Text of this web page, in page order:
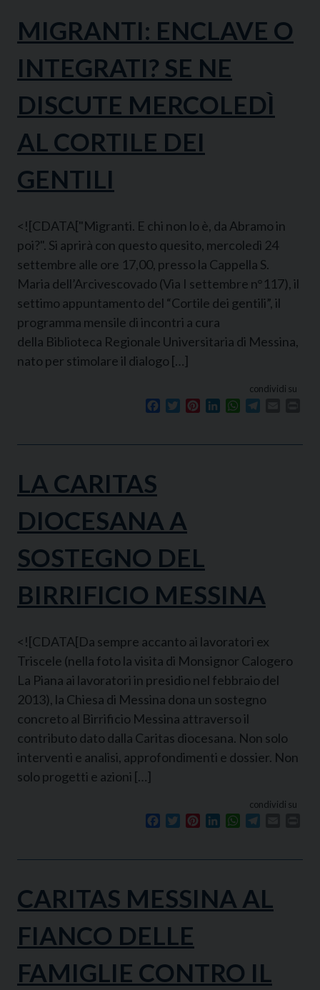
MIGRANTI: ENCLAVE O
INTEGRATI? SE NE
DISCUTE MERCOLEDÌ
AL CORTILE DEI
GENTILI
<![CDATA["Migranti. E chi non lo è, da Abramo in
poi?". Si aprirà con questo quesito, mercoledì 24
settembre alle ore 17,00, presso la Cappella S.
Maria dell’Arcivescovado (Via I settembre n°117), il
settimo appuntamento del “Cortile dei gentili”, il
programma mensile di incontri a cura
della Biblioteca Regionale Universitaria di Messina,
nato per stimolare il dialogo […]
condividi su
Facebook
TwitterPinterestLinkedInWhatsApp
LA CARITAS
DIOCESANA A
SOSTEGNO DEL
BIRRIFICIO MESSINA
<![CDATA[Da sempre accanto ai lavoratori ex
Triscele (nella foto la visita di Monsignor Calogero
La Piana ai lavoratori in presidio nel febbraio del
2013), la Chiesa di Messina dona un sostegno
concreto al Birrificio Messina attraverso il
contributo dato dalla Caritas diocesana. Non solo
interventi e analisi, approfondimenti e dossier. Non
solo progetti e azioni […]
condividi su
Facebook
TwitterPinterestLinkedInWhatsApp
CARITAS MESSINA AL
FIANCO DELLE
FAMIGLIE CONTRO IL